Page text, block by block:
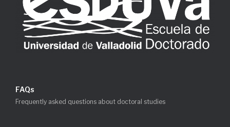
FAQs
Frequently asked questions about doctoral studies